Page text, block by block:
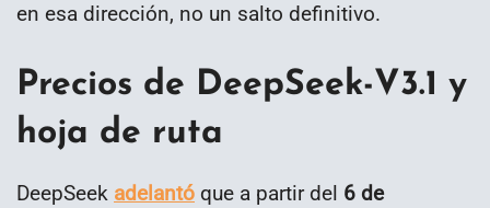
en esa dirección, no un salto definitivo.
Precios de DeepSeek-V3.1 y
hoja de ruta
DeepSeek adelantó que a partir del 6 de